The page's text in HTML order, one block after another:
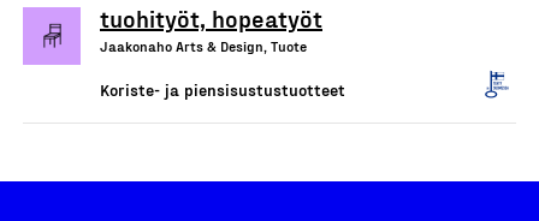
tuohityöt, hopeatyöt
Jaakonaho Arts & Design, Tuote
Koriste- ja piensisustustuotteet